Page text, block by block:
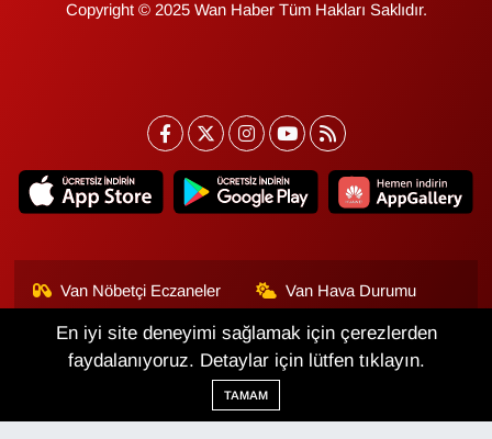
Copyright © 2025 Wan Haber Tüm Hakları Saklıdır.
Van Nöbetçi Eczaneler Van Hava Durumu
Van Namaz Vakitleri
Van Trafik Yoğunluk
Haritası
Puan Durumu ve Fikstür
En iyi site deneyimi sağlamak için çerezlerden
faydalanıyoruz. Detaylar için lütfen tıklayın.
TAMAM